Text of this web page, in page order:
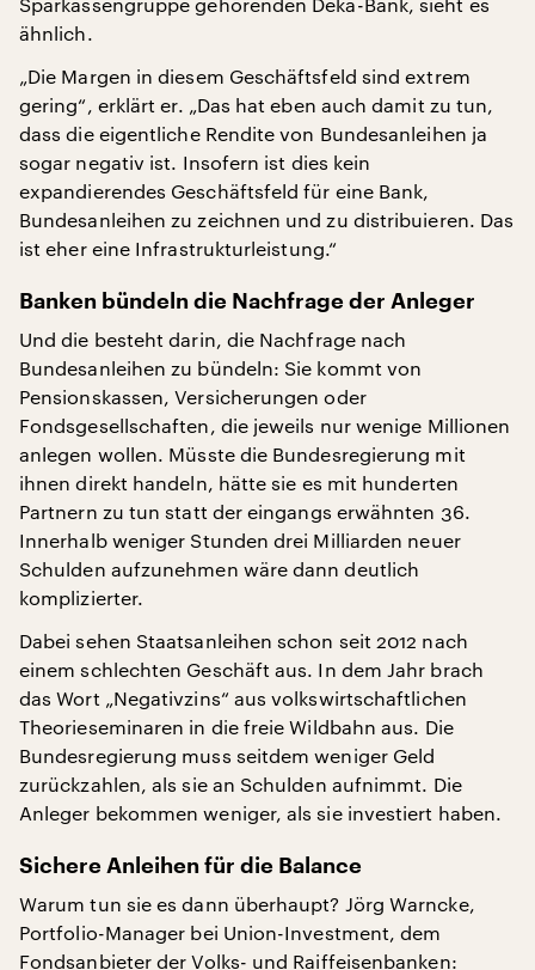
ähnlich.
„Die Margen in diesem Geschäftsfeld sind extrem
gering“, erklärt er. „Das hat eben auch damit zu tun,
dass die eigentliche Rendite von Bundesanleihen ja
sogar negativ ist. Insofern ist dies kein
expandierendes Geschäftsfeld für eine Bank,
Bundesanleihen zu zeichnen und zu distribuieren. Das
ist eher eine Infrastrukturleistung.“
Banken bündeln die Nachfrage der Anleger
Und die besteht darin, die Nachfrage nach
Bundesanleihen zu bündeln: Sie kommt von
Pensionskassen, Versicherungen oder
Fondsgesellschaften, die jeweils nur wenige Millionen
anlegen wollen. Müsste die Bundesregierung mit
ihnen direkt handeln, hätte sie es mit hunderten
Partnern zu tun statt der eingangs erwähnten 36.
Innerhalb weniger Stunden drei Milliarden neuer
Schulden aufzunehmen wäre dann deutlich
komplizierter.
Dabei sehen Staatsanleihen schon seit 2012 nach
einem schlechten Geschäft aus. In dem Jahr brach
das Wort „Negativzins“ aus volkswirtschaftlichen
Theorieseminaren in die freie Wildbahn aus. Die
Bundesregierung muss seitdem weniger Geld
zurückzahlen, als sie an Schulden aufnimmt. Die
Anleger bekommen weniger, als sie investiert haben.
Sichere Anleihen für die Balance
Warum tun sie es dann überhaupt? Jörg Warncke,
Portfolio-Manager bei Union-Investment, dem
Fondsanbieter der Volks- und Raiffeisenbanken: